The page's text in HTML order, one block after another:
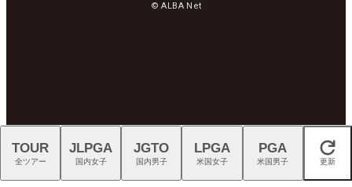
© ALBA Net
閉じる
TOUR
全ツアー
JLPGA
国内女子
JGTO
国内男子
LPGA
米国女子
PGA
米国男子 更新